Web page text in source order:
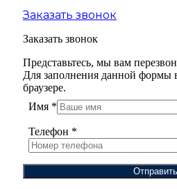
Заказать звонок
Заказать звонок
Представьтесь, мы вам
Для заполнения данной формы
браузере.
Имя *
Телефон *
Отправить